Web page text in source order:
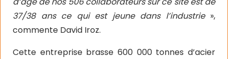
37/38 ans ce qui est jeune dans l’industrie »,
commente David Iroz.
Cette entreprise brasse 600 000 tonnes d’acier